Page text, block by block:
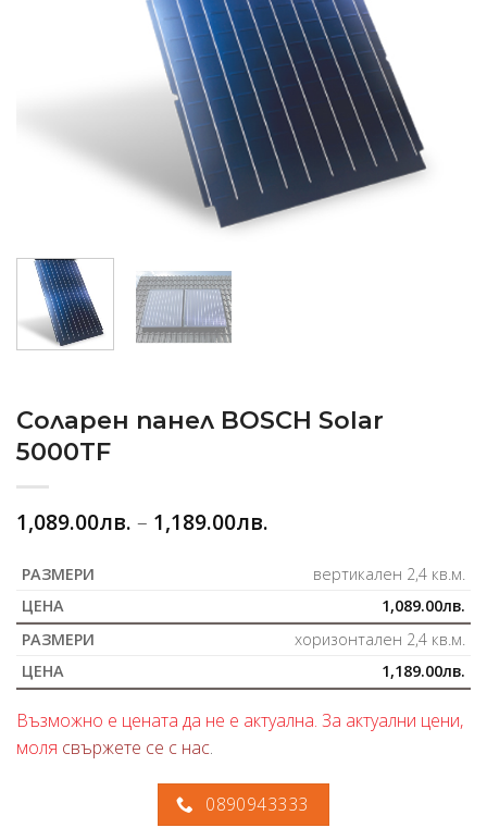
Соларен панел BOSCH Solar
5000TF
1,089.00лв. – 1,189.00лв.
вертикален 2,4 кв.м.
1,089.00лв.
хоризонтален 2,4 кв.м.
1,189.00лв.
Възможно е цената да не е актуална. За актуални цени,
моля свържете се с нас.
0890943333